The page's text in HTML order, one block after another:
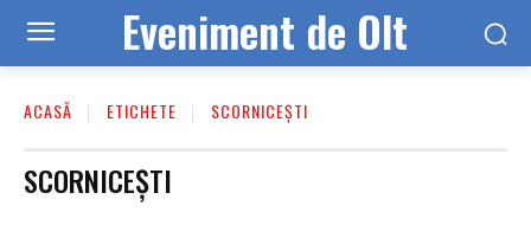
Eveniment de Olt
ACASĂ ETICHETE SCORNICEȘTI
SCORNICEȘTI